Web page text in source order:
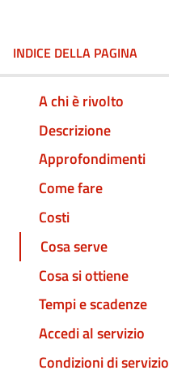
INDICE DELLA PAGINA
A chi è rivolto
Descrizione
Approfondimenti
Come fare
Costi
Cosa serve
Cosa si ottiene
Tempi e scadenze
Accedi al servizio
Condizioni di servizio